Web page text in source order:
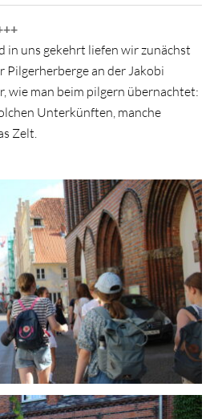
in uns gekehrt liefen wir zunächst
Pilgerherberge an der Jakobi
wie man beim pilgern übernachtet:
Unterkünften, manche
Zelt.